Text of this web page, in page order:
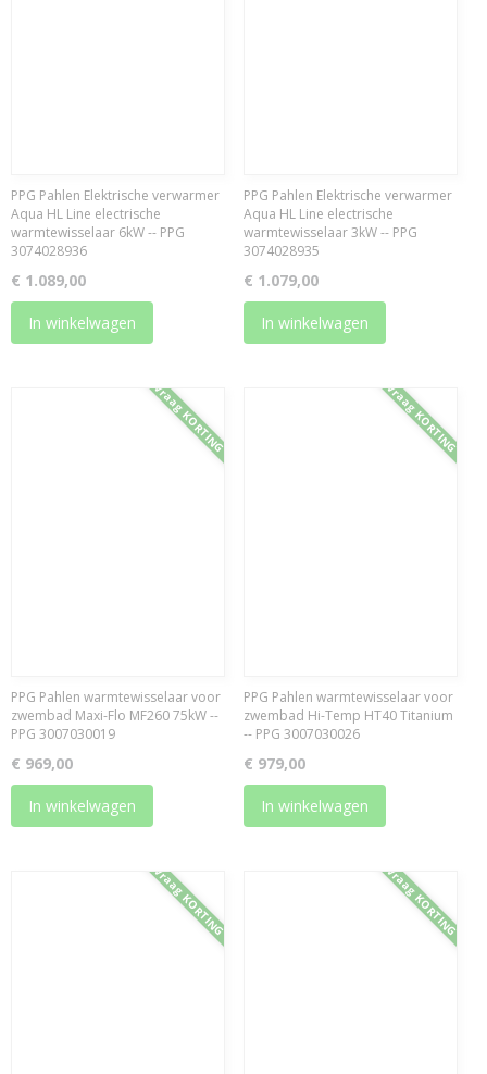
PPG Pahlen Elektrische verwarmer
Aqua HL Line electrische
warmtewisselaar 6kW -- PPG
3074028936
€ 1.089,00
In winkelwagen
PPG Pahlen Elektrische verwarmer
Aqua HL Line electrische
warmtewisselaar 3kW -- PPG
3074028935
€ 1.079,00
In winkelwagen
Vraag KORTING
PPG Pahlen warmtewisselaar voor
zwembad Maxi-Flo MF260 75kW --
PPG 3007030019
€ 969,00
In winkelwagen
Vraag KORTING
PPG Pahlen warmtewisselaar voor
zwembad Hi-Temp HT40 Titanium
-- PPG 3007030026
€ 979,00
In winkelwagen
Vraag KORTING Vraag KORTING